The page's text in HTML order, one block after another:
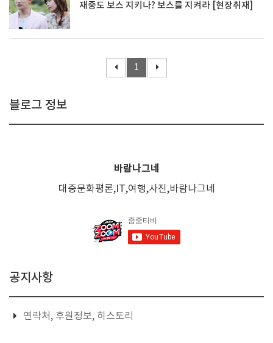
재중도 보스 지키나? 보스를 지켜라 [현장취재]
1
블로그 정보
바람나그네
대중문화평론,IT,여행,사진,바람나그네
공지사항
연락처, 후원정보, 히스토리